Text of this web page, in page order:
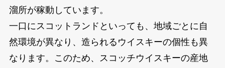
溜所が稼動しています。
一口にスコットランドといっても、地域ごとに自
然環境が異なり、造られるウイスキーの個性も異
なります。このため、スコッチウイスキーの産地